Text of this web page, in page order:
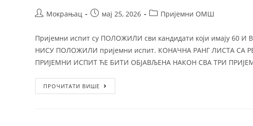
Мокрањац мај 25, 2026 Пријемни ОМШ
Пријемни испит су ПОЛОЖИЛИ сви кандидати који имају
НИСУ ПОЛОЖИЛИ пријемни испит. КОНАЧНА РАНГ ЛИСТА СА
ПРИЈЕМНИ ИСПИТ ЋЕ БИТИ ОБЈАВЉЕНА НАКОН СВА ТРИ
ПРОЧИТАТИ ВИШЕ